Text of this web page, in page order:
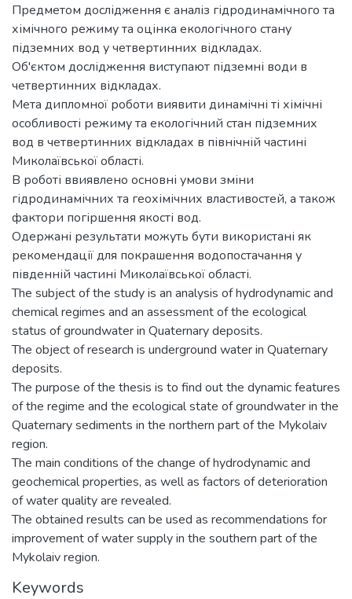
Предметом дослідження є аналіз гідродинамічного та
хімічного режиму та оцінка екологічного стану
підземних вод у четвертинних відкладах.
Об'єктом дослідження виступают підземні води в
четвертинних відкладах.
Мета дипломної роботи виявити динамічні ті хімічні
особливості режиму та екологічний стан підземних
вод в четвертинних відкладах в північній частині
Миколаївської області.
В роботі ввиявлено основні умови зміни
гідродинамічних та геохімічних властивостей, а також
фактори погіршення якості вод.
Одержані результати можуть бути використані як
рекомендації для покрашення водопостачання у
південній частині Миколаївської області.
The subject of the study is an analysis of hydrodynamic and
chemical regimes and an assessment of the ecological
status of groundwater in Quaternary deposits.
The object of research is underground water in Quaternary
deposits.
The purpose of the thesis is to find out the dynamic features
of the regime and the ecological state of groundwater in the
Quaternary sediments in the northern part of the Mykolaiv
region.
The main conditions of the change of hydrodynamic and
geochemical properties, as well as factors of deterioration
of water quality are revealed.
The obtained results can be used as recommendations for
improvement of water supply in the southern part of the
Mykolaiv region.
Keywords